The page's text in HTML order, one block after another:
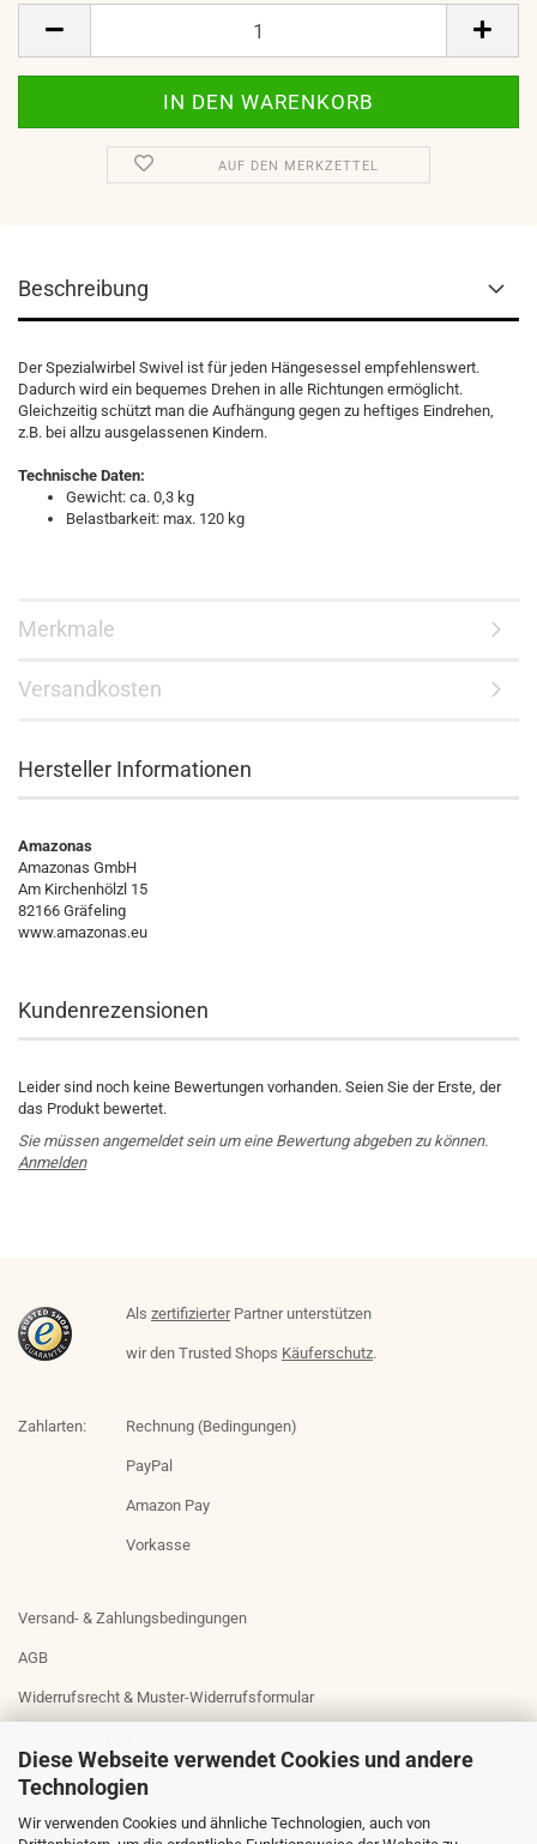
Diese Webseite verwendet Cookies und andere
Technologien
Wir verwenden Cookies und ähnliche Technologien, auch von
AUF DEN MERKZETTEL
Beschreibung
Der Spezialwirbel Swivel ist für jeden Hängesessel empfehlenswert.
Dadurch wird ein bequemes Drehen in alle Richtungen ermöglicht.
Gleichzeitig schützt man die Aufhängung gegen zu heftiges Eindrehen,
z.B. bei allzu ausgelassenen Kindern.
Technische Daten:
Gewicht: ca. 0,3 kg
Belastbarkeit: max. 120 kg
Merkmale
Versandkosten
Hersteller Informationen
Amazonas
Amazonas GmbH
Am Kirchenhölzl 15
82166 Gräfeling
www.amazonas.eu
Kundenrezensionen
Leider sind noch keine Bewertungen vorhanden. Seien Sie der Erste, der
das Produkt bewertet.
Sie müssen angemeldet sein um eine Bewertung abgeben zu können.
Anmelden
Als zertifizierterPartner unterstützen
wir den Trusted Shops Käuferschutz.
Zahlarten: Rechnung (Bedingungen)
PayPal
Amazon Pay
Vorkasse
Versand- & Zahlungsbedingungen
AGB
Widerrufsrecht & Muster-Widerrufsformular
Impressum